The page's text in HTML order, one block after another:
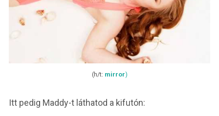
(h/t: mirror)
Itt pedig Maddy-t láthatod a kifutón: